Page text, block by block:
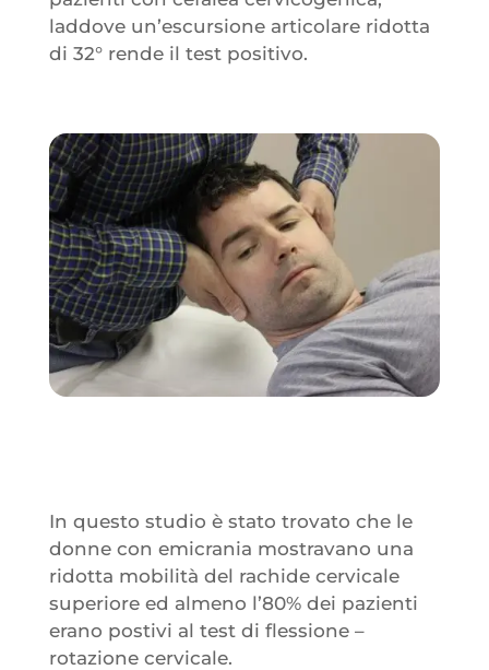
laddove un’escursione articolare ridotta
di 32° rende il test positivo.
In questo studio è stato trovato che le
donne con emicrania mostravano una
ridotta mobilità del rachide cervicale
superiore ed almeno l’80% dei pazienti
erano postivi al test di flessione –
rotazione cervicale.